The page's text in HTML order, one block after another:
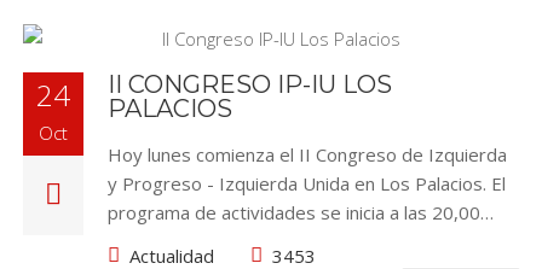
24
Oct
II CONGRESO IP-IU LOS
PALACIOS
Hoy lunes comienza el II Congreso de Izquierda
y Progreso - Izquierda Unida en Los Palacios. El
programa de actividades se inicia a las 20,00…
Actualidad
3453